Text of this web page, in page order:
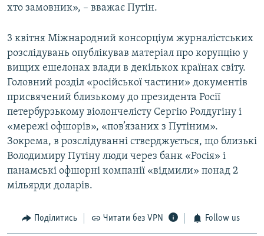
хто замовник», – вважає Путін.
3 квітня Міжнародний консорціум журналістських
розслідувань опублікував матеріал про корупцію у
вищих ешелонах влади в декількох країнах світу.
Головний розділ «російської частини» документів
присвячений близькому до президента Росії
петербурзькому віолончелісту Сергію Ролдугіну і
«мережі офшорів», «пов’язаних з Путіним».
Зокрема, в розслідуванні стверджується, що близькі
Володимиру Путіну люди через банк «Росія» і
панамські офшорні компанії «відмили» понад 2
мільярди доларів.
Поділитись Читати без VPN Follow us